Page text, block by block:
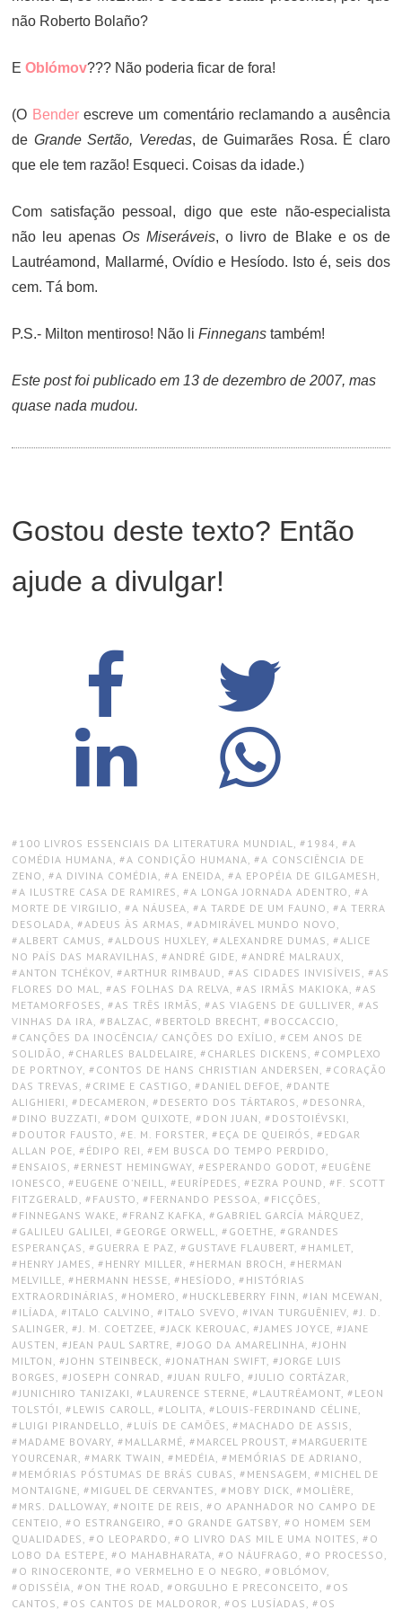
não Roberto Bolaño?
EOblómov??? Não poderia ficar de fora!
(O Benderescreve um comentário reclamando a ausência
de Grande Sertão, Veredas, de Guimarães Rosa. É claro
que ele tem razão! Esqueci. Coisas da idade.)
Com satisfação pessoal, digo que este não-especialista
não leu apenas Os Miseráveis, o livro de Blake e os de
Lautréamond, Mallarmé, Ovídio e Hesíodo. Isto é, seis dos
cem. Tá bom.
P.S.- Milton mentiroso! Não liFinnegans também!
Este post foi publicado em 13 de dezembro de 2007, mas
quase nada mudou.
Gostou deste texto? Então
ajude a divulgar!
TAGS:
100 LIVROS ESSENCIAIS DA LITERATURA MUNDIAL, 1984, A
COMÉDIA HUMANA, A CONDIÇÃO HUMANA, A CONSCIÊNCIA DE
ZENO , A DIVINA COMÉDIA, A ENEIDA, A EPOPÉIA DE GILGAMESH ,
A ILUSTRE CASA DE RAMIRES , A LONGA JORNADA ADENTRO , A
MORTE DE VIRGILIO , A NÁUSEA, A TARDE DE UM FAUNO , A TERRA
DESOLADA, ADEUS ÀS ARMAS , ADMIRÁVEL MUNDO NOVO ,
ALBERT CAMUS , ALDOUS HUXLEY, ALEXANDRE DUMAS , ALICE
NO PAÍS DAS MARAVILHAS , ANDRÉ GIDE, ANDRÉ MALRAUX,
ANTON TCHÉKOV, ARTHUR RIMBAUD , AS CIDADES INVISÍVEIS , AS
FLORES DO MAL, AS FOLHAS DA RELVA, AS IRMÃS MAKIOKA, AS
METAMORFOSES , AS TRÊS IRMÃS , AS VIAGENS DE GULLIVER, AS
VINHAS DA IRA, BALZAC, BERTOLD BRECHT, BOCCACCIO ,
CANÇÕES DA INOCÊNCIA/ CANÇÕES DO EXÍLIO , CEM ANOS DE
SOLIDÃO , CHARLES BALDELAIRE, CHARLES DICKENS , COMPLEXO
DE PORTNOY, CONTOS DE HANS CHRISTIAN ANDERSEN , CORAÇÃO
DAS TREVAS , CRIME E CASTIGO , DANIEL DEFOE, DANTE
ALIGHIERI , DECAMERON , DESERTO DOS TÁRTAROS , DESONRA,
DINO BUZZATI , DOM QUIXOTE, DON JUAN , DOSTOIÉVSKI ,
DOUTOR FAUSTO , E. M. FORSTER, EÇA DE QUEIRÓS , EDGAR
ALLAN POE, ÉDIPO REI , EM BUSCA DO TEMPO PERDIDO ,
ENSAIOS , ERNEST HEMINGWAY, ESPERANDO GODOT, EUGÈNE
IONESCO , EUGENE O’NEILL, EURÍPEDES , EZRA POUND , F. SCOTT
FITZGERALD , FAUSTO , FERNANDO PESSOA, FICÇÕES ,
FINNEGANS WAKE, FRANZ KAFKA, GABRIEL GARCÍA MÁRQUEZ,
GALILEU GALILEI , GEORGE ORWELL, GOETHE, GRANDES
ESPERANÇAS , GUERRA E PAZ, GUSTAVE FLAUBERT, HAMLET,
HENRY JAMES , HENRY MILLER, HERMAN BROCH , HERMAN
MELVILLE, HERMANN HESSE, HESÍODO , HISTÓRIAS
EXTRAORDINÁRIAS , HOMERO , HUCKLEBERRY FINN , IAN MCEWAN ,
ILÍADA, ITALO CALVINO , ITALO SVEVO , IVAN TURGUÊNIEV, J. D.
SALINGER, J. M. COETZEE, JACK KEROUAC, JAMES JOYCE, JANE
AUSTEN , JEAN PAUL SARTRE, JOGO DA AMARELINHA, JOHN
MILTON , JOHN STEINBECK, JONATHAN SWIFT, JORGE LUIS
BORGES , JOSEPH CONRAD , JUAN RULFO , JULIO CORTÁZAR,
JUNICHIRO TANIZAKI , LAURENCE STERNE, LAUTRÉAMONT, LEON
TOLSTÓI , LEWIS CAROLL, LOLITA, LOUIS-FERDINAND CÉLINE,
LUIGI PIRANDELLO , LUÍS DE CAMÕES , MACHADO DE ASSIS ,
MADAME BOVARY, MALLARMÉ, MARCEL PROUST, MARGUERITE
YOURCENAR, MARK TWAIN , MEDÉIA, MEMÓRIAS DE ADRIANO ,
MEMÓRIAS PÓSTUMAS DE BRÁS CUBAS , MENSAGEM , MICHEL DE
MONTAIGNE, MIGUEL DE CERVANTES , MOBY DICK, MOLIÈRE,
MRS. DALLOWAY, NOITE DE REIS , O APANHADOR NO CAMPO DE
CENTEIO , O ESTRANGEIRO , O GRANDE GATSBY, O HOMEM SEM
QUALIDADES , O LEOPARDO , O LIVRO DAS MIL E UMA NOITES , O
LOBO DA ESTEPE, O MAHABHARATA, O NÁUFRAGO , O PROCESSO ,
O RINOCERONTE, O VERMELHO E O NEGRO , OBLÓMOV,
ODISSÉIA, ON THE ROAD , ORGULHO E PRECONCEITO , OS
CANTOS , OS CANTOS DE MALDOROR, OS LUSÍADAS , OS